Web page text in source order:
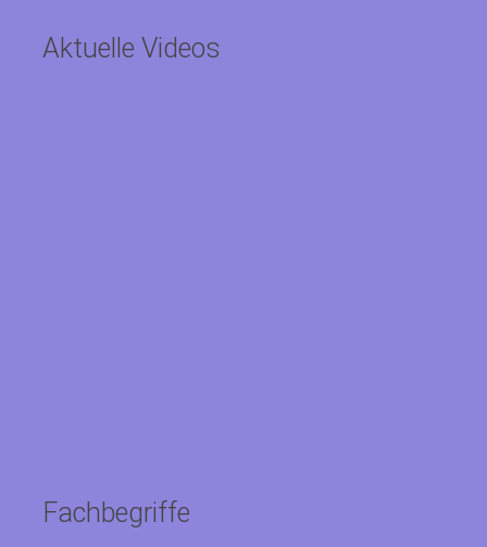
Aktuelle Videos
Fachbegriffe